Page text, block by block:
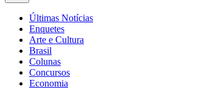
Últimas Notícias
Enquetes
Arte e Cultura
Brasil
Colunas
Concursos
Economia